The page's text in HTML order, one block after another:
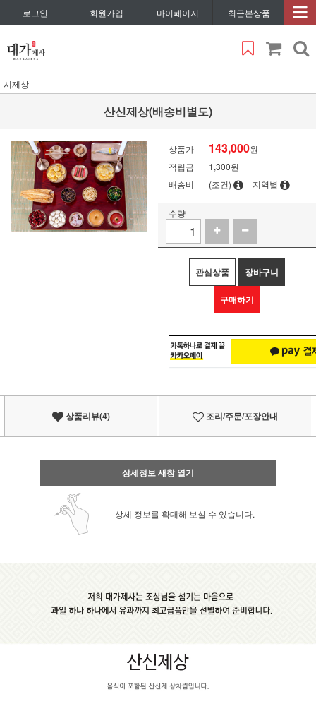
로그인 회원가입 마이페이지 최근본상품
시제상
산신제상(배송비별도)
상품가 143,000원
적립금
1,300원
배송비
(조건) 지역별
수량
관심상품 장바구니
구매하기
상품리뷰(4) 조리/주문/포장안내
상세정보 새창 열기
상세 정보를 확대해 보실 수 있습니다.